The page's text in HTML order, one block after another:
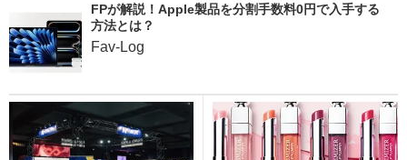
FPが解説！Apple製品を分割手数料0円で入手する
方法とは？
Fav-Log